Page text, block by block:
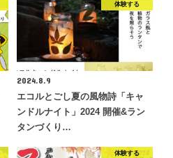
体験する
2024.8.9
エコルとごし夏の風物詩「キャ
ンドルナイト」2024 開催&ラン
タンづくり…
体験する